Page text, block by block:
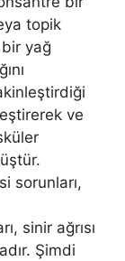
topik
yağ
ve
sorunları,
sinir ağrısı
Şimdi